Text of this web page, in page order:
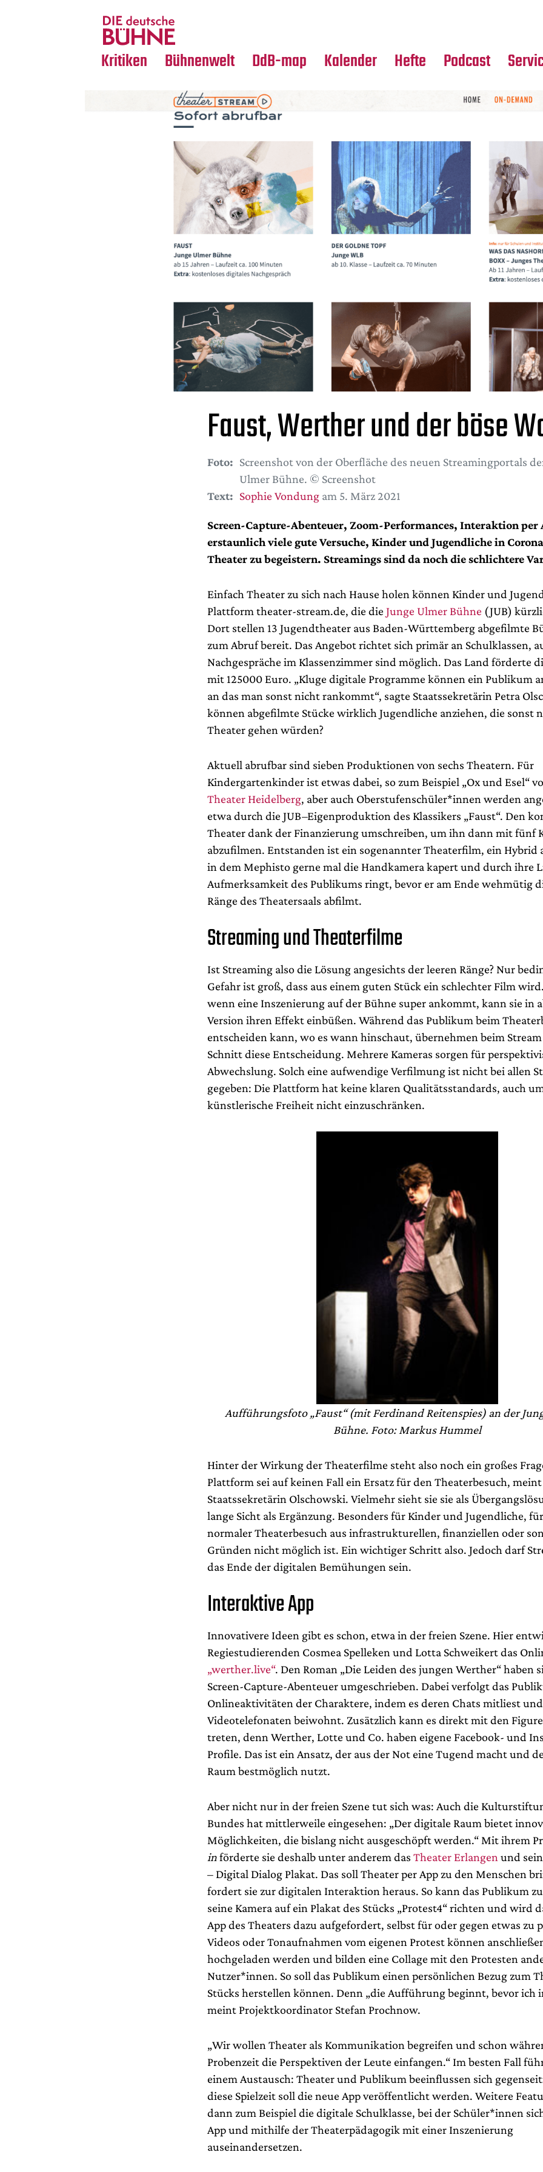
Kritiken
Crossover
Bühnenwelt
Medientipps
DdB-map Kalender Hefte Podcast
Faust, Werther und der böse
Foto: Screenshot von der Oberfläche des neuen Streamingportals
Ulmer Bühne. © Screenshot
Text: Sophie Vondungam 5. März 2021
Screen-Capture-Abenteuer, Zoom-Performances, Interaktion per
erstaunlich viele gute Versuche, Kinder und Jugendliche in
Theater zu begeistern. Streamings sind da noch die schlichtere
Einfach Theater zu sich nach Hause holen können Kinder und
Plattform theater-stream.de, die die Junge Ulmer Bühne (JUB)
Dort stellen 13 Jugendtheater aus Baden-Württemberg abgefilmte
zum Abruf bereit. Das Angebot richtet sich primär an Schulklassen,
Nachgespräche im Klassenzimmer sind möglich. Das Land förderte
mit 125000 Euro. „Kluge digitale Programme können ein Publikum
an das man sonst nicht rankommt“, sagte Staatssekretärin Petra
können abgefilmte Stücke wirklich Jugendliche anziehen, die sonst
Theater gehen würden?
Aktuell abrufbar sind sieben Produktionen von sechs Theatern. Für
Kindergartenkinder ist etwas dabei, so zum Beispiel „Ox und Esel“
Theater Heidelberg, aber auch Oberstufenschüler*innen werden
etwa durch die JUB–Eigenproduktion des Klassikers „Faust“. Den
Theater dank der Finanzierung umschreiben, um ihn dann mit fünf
abzufilmen. Entstanden ist ein sogenannter Theaterfilm, ein Hybrid
in dem Mephisto gerne mal die Handkamera kapert und durch ihre
Aufmerksamkeit des Publikums ringt, bevor er am Ende wehmütig
Ränge des Theatersaals abfilmt.
Streaming und Theaterfilme
Ist Streaming also die Lösung angesichts der leeren Ränge? Nur
Gefahr ist groß, dass aus einem guten Stück ein schlechter Film
wenn eine Inszenierung auf der Bühne super ankommt, kann sie in
Version ihren Effekt einbüßen. Während das Publikum beim
entscheiden kann, wo es wann hinschaut, übernehmen beim
Schnitt diese Entscheidung. Mehrere Kameras sorgen für
Abwechslung. Solch eine aufwendige Verfilmung ist nicht bei allen
gegeben: Die Plattform hat keine klaren Qualitätsstandards, auch
künstlerische Freiheit nicht einzuschränken.
Aufführungsfoto „Faust“ (mit Ferdinand Reitenspies) an der
Bühne. Foto: Markus Hummel
Hinter der Wirkung der Theaterfilme steht also noch ein großes
Plattform sei auf keinen Fall ein Ersatz für den Theaterbesuch,
Staatssekretärin Olschowski. Vielmehr sieht sie sie als
lange Sicht als Ergänzung. Besonders für Kinder und Jugendliche,
normaler Theaterbesuch aus infrastrukturellen, finanziellen oder
Gründen nicht möglich ist. Ein wichtiger Schritt also. Jedoch darf
das Ende der digitalen Bemühungen sein.
Interaktive App
Innovativere Ideen gibt es schon, etwa in der freien Szene. Hier
Regiestudierenden Cosmea Spelleken und Lotta Schweikert das
„werther.live“. Den Roman „Die Leiden des jungen Werther“ haben
Screen-Capture-Abenteuer umgeschrieben. Dabei verfolgt das
Onlineaktivitäten der Charaktere, indem es deren Chats mitliest
Videotelefonaten beiwohnt. Zusätzlich kann es direkt mit den
treten, denn Werther, Lotte und Co. haben eigene Facebook- und
Profile. Das ist ein Ansatz, der aus der Not eine Tugend macht und
Raum bestmöglich nutzt.
Aber nicht nur in der freien Szene tut sich was: Auch die
Bundes hat mittlerweile eingesehen: „Der digitale Raum bietet
Möglichkeiten, die bislang nicht ausgeschöpft werden.“ Mit ihrem
införderte sie deshalb unter anderem das Theater Erlangenund
– Digital Dialog Plakat. Das soll Theater per App zu den Menschen
fordert sie zur digitalen Interaktion heraus. So kann das Publikum
seine Kamera auf ein Plakat des Stücks „Protest4“ richten und wird
App des Theaters dazu aufgefordert, selbst für oder gegen etwas zu
Videos oder Tonaufnahmen vom eigenen Protest können
hochgeladen werden und bilden eine Collage mit den Protesten
Nutzer*innen. So soll das Publikum einen persönlichen Bezug zum
Stücks herstellen können. Denn „die Aufführung beginnt, bevor ich
meint Projektkoordinator Stefan Prochnow.
„Wir wollen Theater als Kommunikation begreifen und schon
Probenzeit die Perspektiven der Leute einfangen.“ Im besten Fall
einem Austausch: Theater und Publikum beeinflussen sich
diese Spielzeit soll die neue App veröffentlicht werden. Weitere
dann zum Beispiel die digitale Schulklasse, bei der Schüler*innen
App und mithilfe der Theaterpädagogik mit einer Inszenierung
auseinandersetzen.